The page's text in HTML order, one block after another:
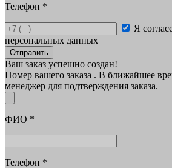
Телефон *
Я
персональных данных
Отправить
Ваш заказ успешно создан!
Номер вашего заказа . В ближайшее
менеджер для подтверждения заказа.
ФИО *
Телефон *